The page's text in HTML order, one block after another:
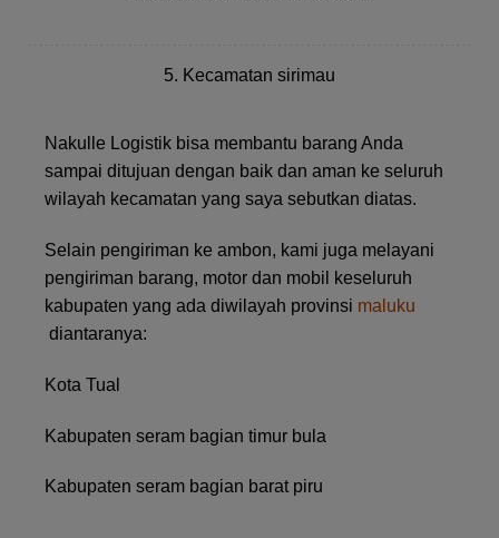
5. Kecamatan sirimau
Nakulle Logistik bisa membantu barang Anda
sampai ditujuan dengan baik dan aman ke seluruh
wilayah kecamatan yang saya sebutkan diatas.
Selain pengiriman ke ambon, kami juga melayani
pengiriman barang, motor dan mobil keseluruh
kabupaten yang ada diwilayah provinsi maluku
diantaranya:
Kota Tual
Kabupaten seram bagian timur bula
Kabupaten seram bagian barat piru